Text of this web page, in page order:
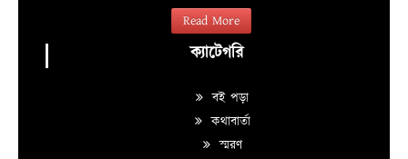
Read More
ক্যাটেগরি
বই পড়া
কথাবার্তা
স্মরণ